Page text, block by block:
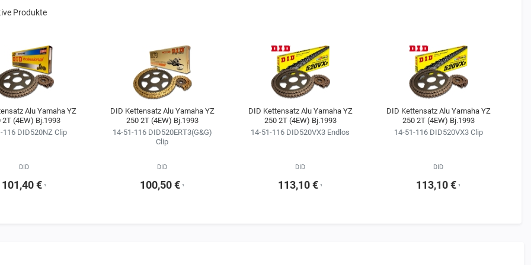
Produkte
Alu Yamaha YZ
2T (4EW) Bj.1993
116 DID520NZ Clip
DID
101,40 € ¹
DID Kettensatz Alu Yamaha YZ
250 2T (4EW) Bj.1993
14-51-116 DID520ERT3(G&G)
Clip
DID
100,50 € ¹
DID Kettensatz Alu Yamaha YZ
250 2T (4EW) Bj.1993
14-51-116 DID520VX3 Endlos
DID
113,10 € ¹
DID Kettensatz Alu Yamaha YZ
250 2T (4EW) Bj.1993
14-51-116 DID520VX3 Clip
DID
113,10 € ¹